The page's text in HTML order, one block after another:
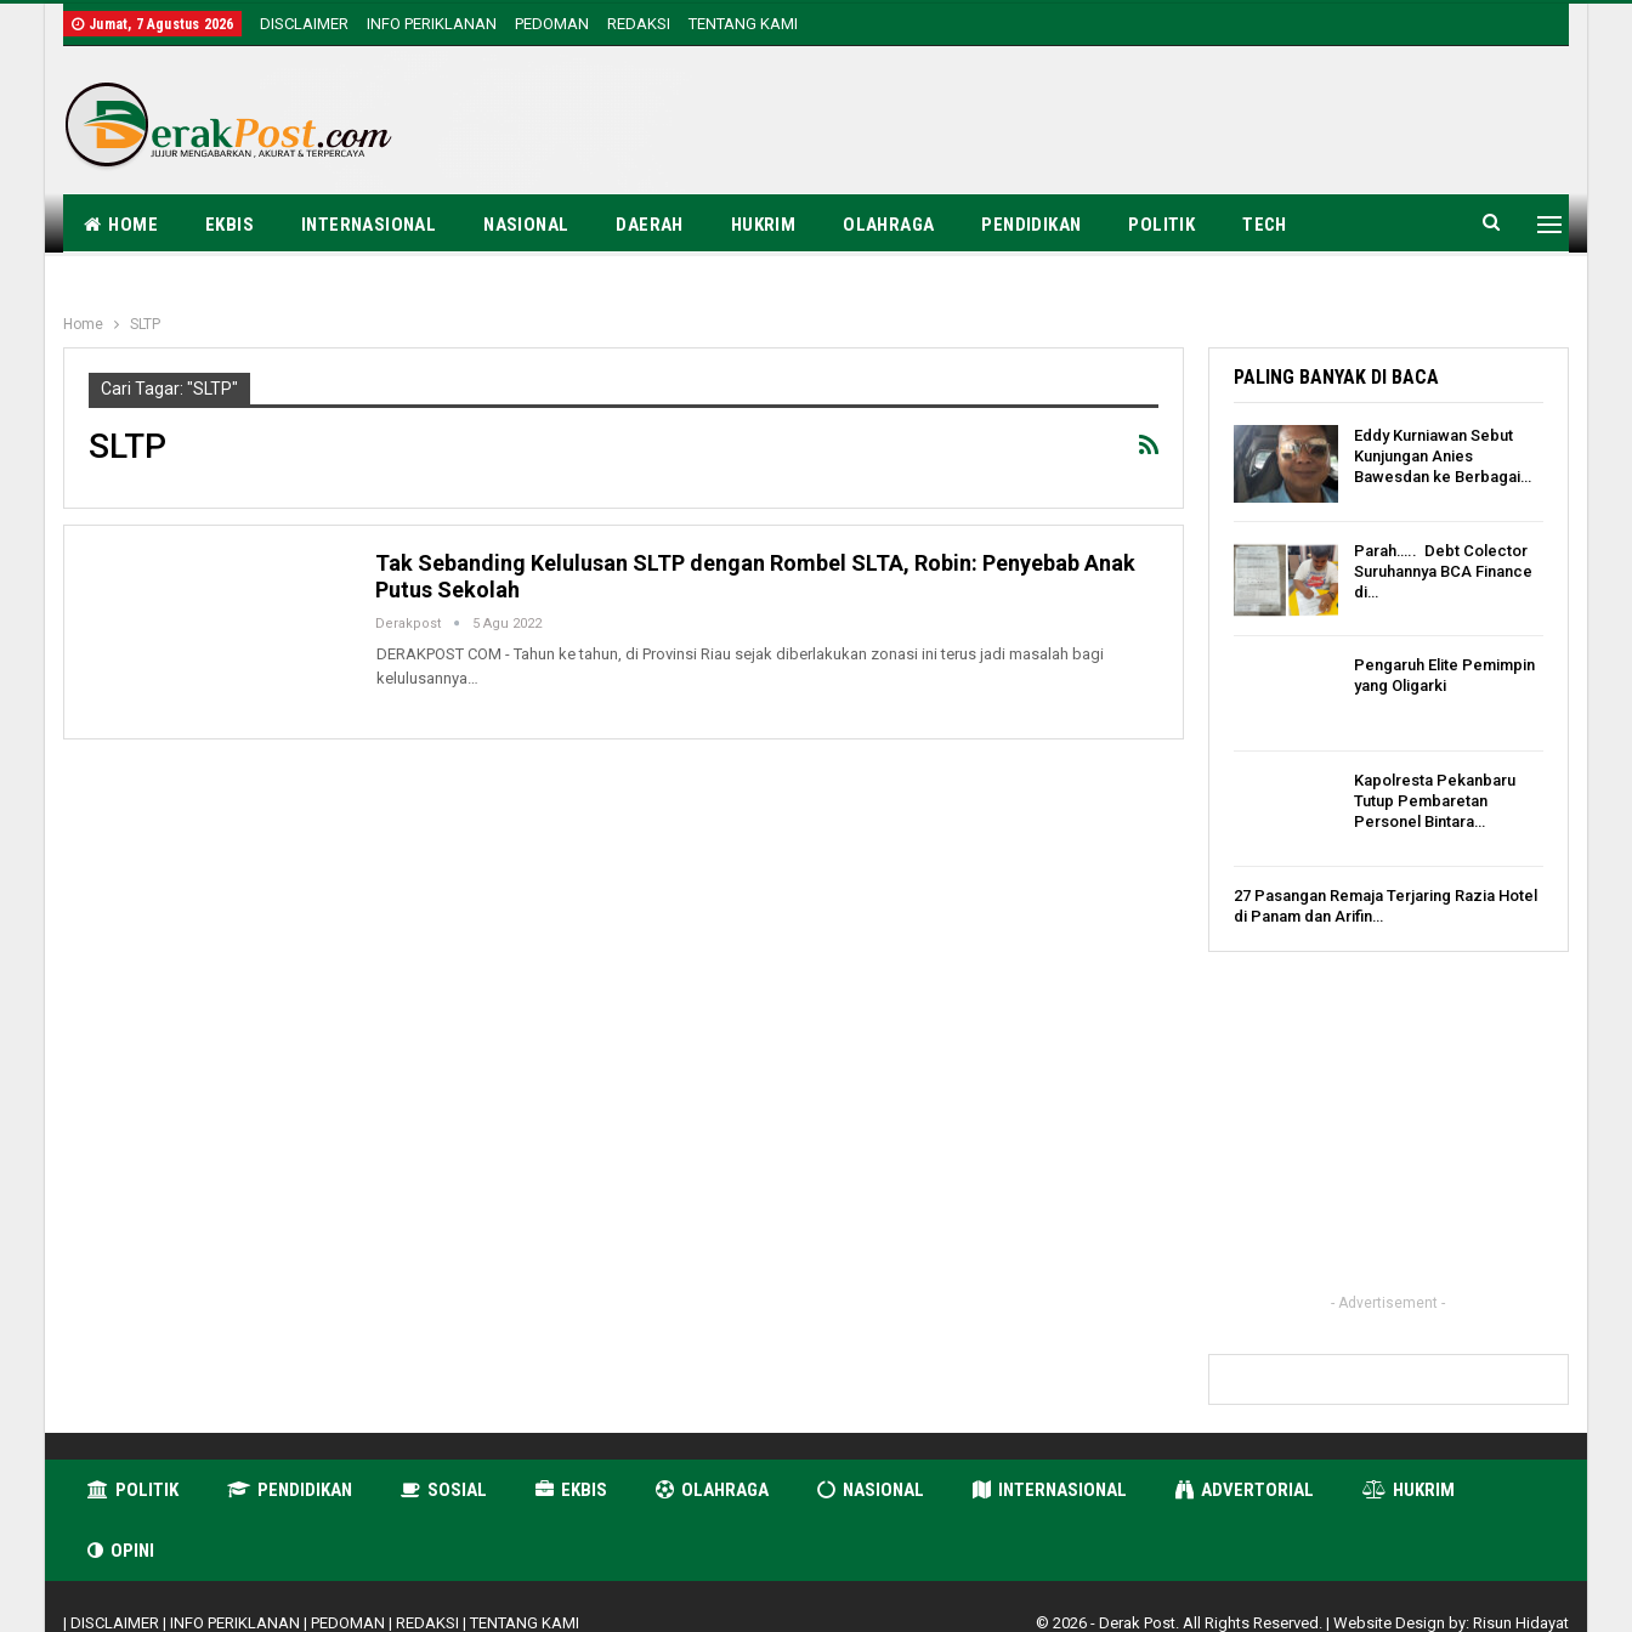
Jumat, 7 Agustus 2026 DISCLAIMER INFO PERIKLANAN PEDOMAN REDAKSI TENTANG KAMI
HOME EKBIS INTERNASIONAL NASIONAL DAERAH HUKRIM OLAHRAGA PENDIDIKAN POLITIK TECH
Home SLTP
Cari Tagar: "SLTP"
SLTP
Tak Sebanding Kelulusan SLTP dengan Rombel SLTA, Robin: Penyebab Anak
Putus Sekolah
Derakpost 5 Agu 2022
DERAKPOST COM - Tahun ke tahun, di Provinsi Riau sejak diberlakukan zonasi ini terus jadi masalah bagi
kelulusannya…
PALING BANYAK DI BACA
Eddy Kurniawan Sebut
Kunjungan Anies
Bawesdan ke Berbagai…
Parah….. Debt Colector
Suruhannya BCA Finance
di…
Pengaruh Elite Pemimpin
yang Oligarki
Kapolresta Pekanbaru
Tutup Pembaretan
Personel Bintara…
27 Pasangan Remaja Terjaring Razia Hotel
di Panam dan Arifin…
- Advertisement -
POLITIK PENDIDIKAN SOSIAL EKBIS OLAHRAGA NASIONAL INTERNASIONAL ADVERTORIAL HUKRIM
OPINI
| DISCLAIMER | INFO PERIKLANAN | PEDOMAN | REDAKSI |TENTANG KAMI © 2026 - Derak Post. All Rights Reserved. | Website Design by: Risun Hidayat